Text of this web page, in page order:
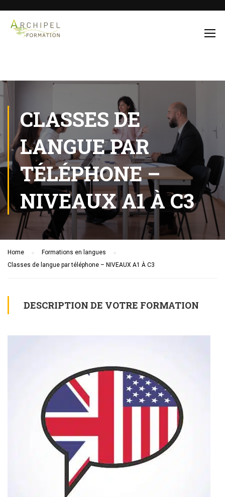
CLASSES DE
LANGUE PAR
TÉLÉPHONE –
NIVEAUX A1 À C3
Home
Formations en langues
Classes de langue par téléphone – NIVEAUX A1 À C3
DESCRIPTION DE VOTRE FORMATION